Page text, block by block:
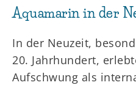
Aquamarin in der
In der Neuzeit,
20. Jahrhundert,
Aufschwung als